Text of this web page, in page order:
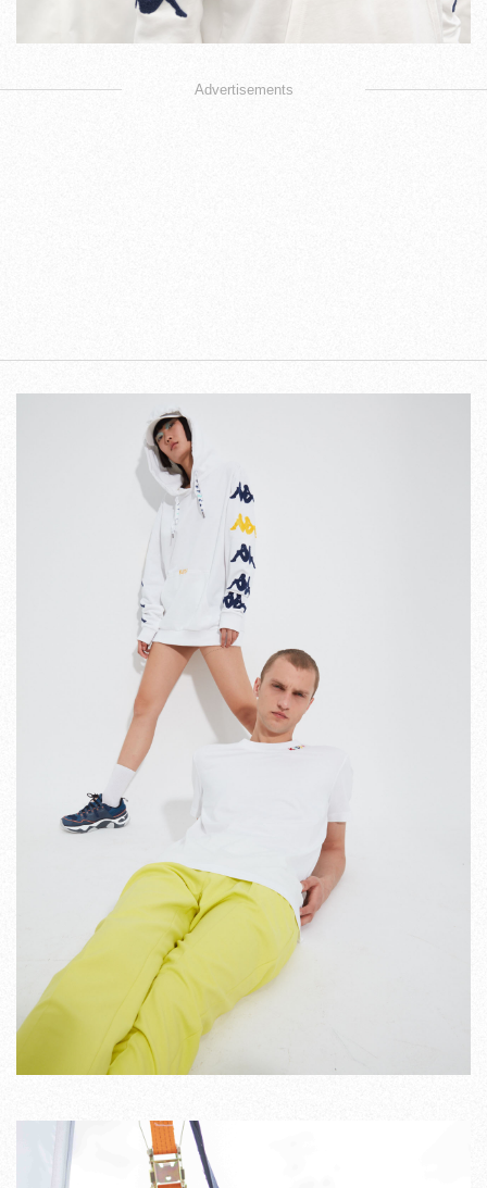
Advertisements